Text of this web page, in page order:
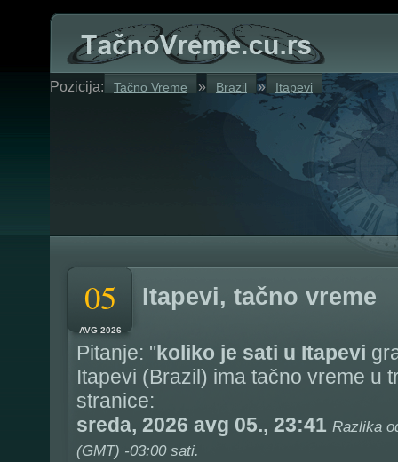
Pozicija: Tačno Vreme » Brazil » Itapevi
05
AVG 2026
Itapevi, tačno vreme
Pitanje: "koliko je sati u Itapevi
Itapevi (Brazil) ima tačno vreme u
stranice:
sreda, 2026 avg 05., 23:41 Razlika
(GMT) -03:00 sati.